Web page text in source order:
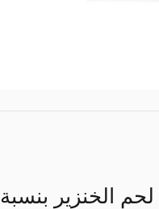
من لحم الخنزير بنسبة